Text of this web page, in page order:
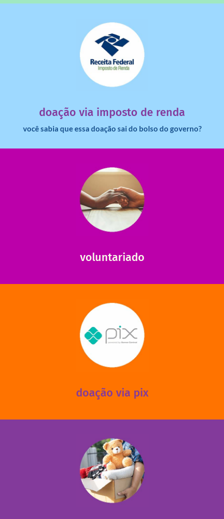
doação via imposto de renda
você sabia que essa doação sai do bolso do governo?
dinheiro deixa de ir para o governo?
saiba mais
voluntariado
ajudar com certos assuntos. Entre em contato conosco e
saiba como nos ajudar.
saiba mais
doação via pix
via PIX? Elas também são muito importantes para
mantermos nossas unidades em funcionamento!
saiba mais
Você pode doar esses itens na Rua Belmonte, 547 – Vila
Leopoldina – De segunda a sexta, das 8h30 às 11h30 e
das 13h30 às 17h30 (sextas até às 16h30).
fale conosco